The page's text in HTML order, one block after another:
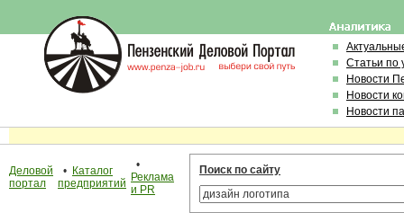
Статьи по
Новости
Новости
Новости
Деловой
портал
• Каталог
предприятий
•
Реклама
и PR
Поиск по сайту